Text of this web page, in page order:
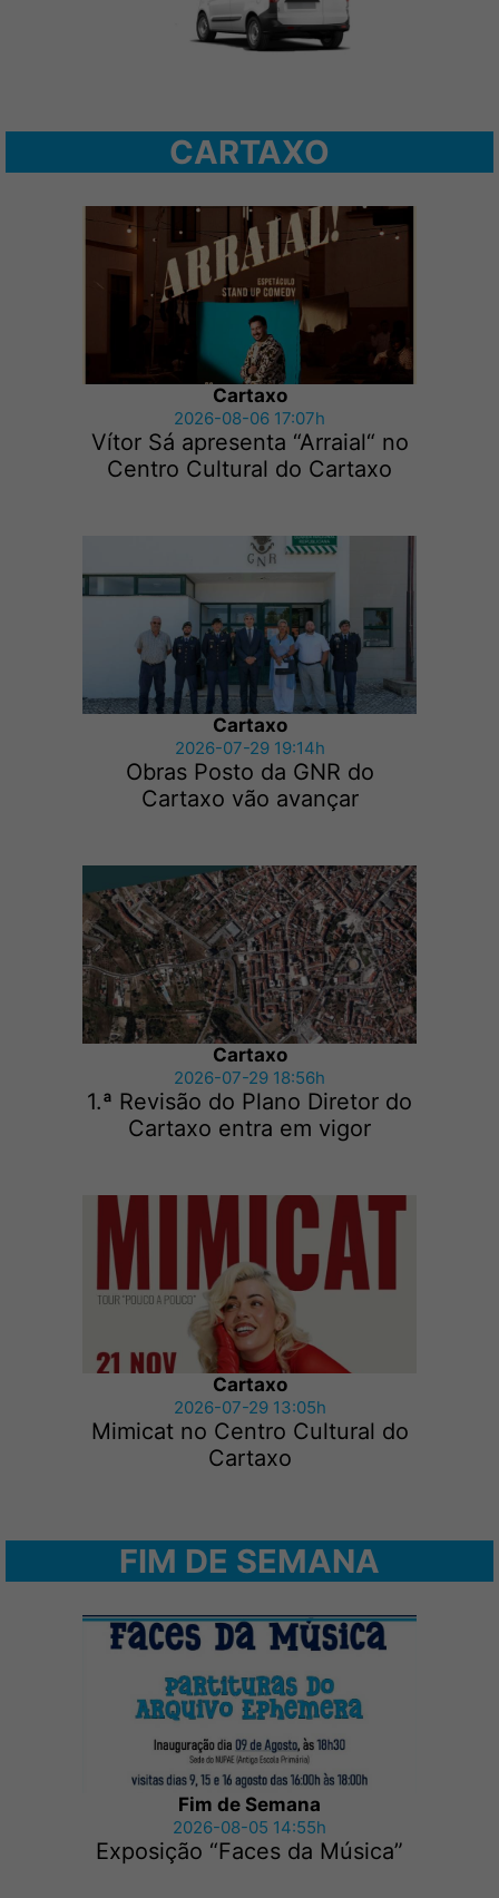
CARTAXO
Cartaxo
2026-08-06 17:07h
Vítor Sá apresenta “Arraial“ no
Centro Cultural do Cartaxo
Cartaxo
2026-07-29 19:14h
Obras Posto da GNR do
Cartaxo vão avançar
Cartaxo
2026-07-29 18:56h
1.ª Revisão do Plano Diretor do
Cartaxo entra em vigor
Cartaxo
2026-07-29 13:05h
Mimicat no Centro Cultural do
Cartaxo
FIM DE SEMANA
Fim de Semana
2026-08-05 14:55h
Exposição “Faces da Música”